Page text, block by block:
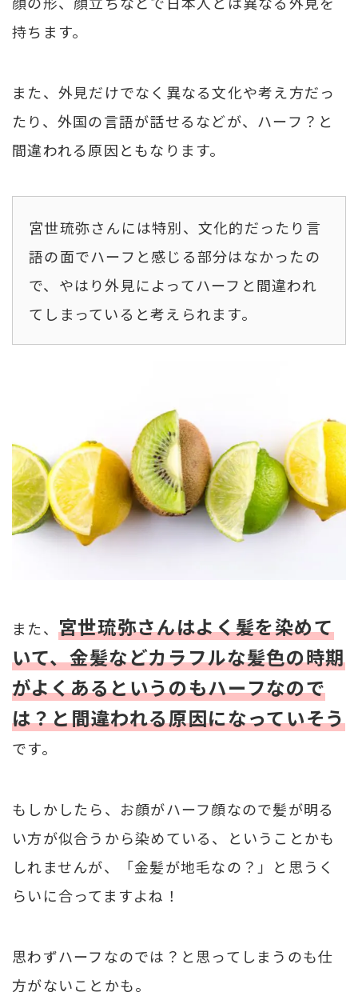
持ちます。
また、外見だけでなく異なる文化や考え方だっ
たり、外国の言語が話せるなどが、ハーフ？と
間違われる原因ともなります。
宮世琉弥さんには特別、文化的だったり言
語の面でハーフと感じる部分はなかったの
で、やはり外見によってハーフと間違われ
てしまっていると考えられます。
また、 宮世琉弥さんはよく髪を染めて
いて、金髪などカラフルな髪色の時期
がよくあるというのもハーフなので
は？と間違われる原因になっていそう
です。
もしかしたら、お顔がハーフ顔なので髪が明る
い方が似合うから染めている、ということかも
しれませんが、「金髪が地毛なの？」と思うく
らいに合ってますよね！
思わずハーフなのでは？と思ってしまうのも仕
方がないことかも。